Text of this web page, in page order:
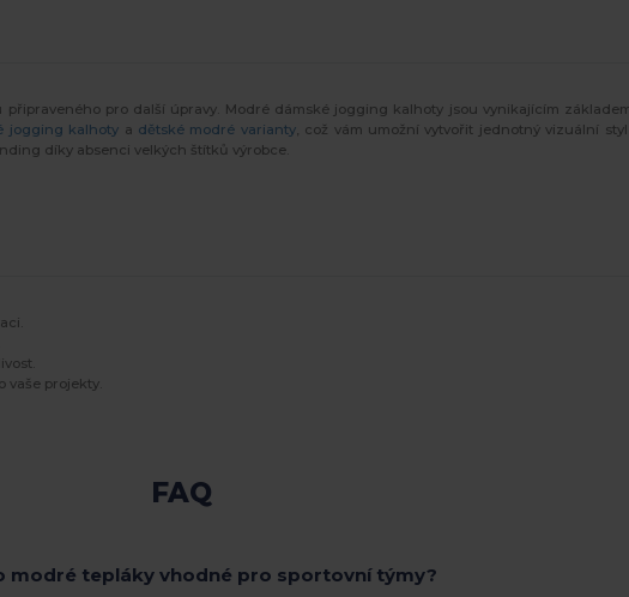
pro další úpravy. Modré dámské jogging kalhoty jsou vynikajícím
jogging kalhoty a dětské modré varianty, což vám umožní vytvořit jednotný vizuální
díky absenci velkých štítků výrobce.
vaše projekty.
FAQ
modré tepláky vhodné pro sportovní týmy?